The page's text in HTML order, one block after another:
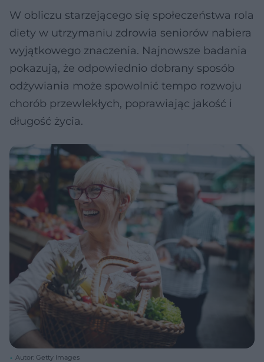
W obliczu starzejącego się społeczeństwa rola
diety w utrzymaniu zdrowia seniorów nabiera
wyjątkowego znaczenia. Najnowsze badania
pokazują, że odpowiednio dobrany sposób
odżywiania może spowolnić tempo rozwoju
chorób przewlekłych, poprawiając jakość i
długość życia.
Autor: Getty Images